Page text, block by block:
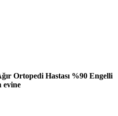
Ortopedi Hastası %90 Engelli
evine